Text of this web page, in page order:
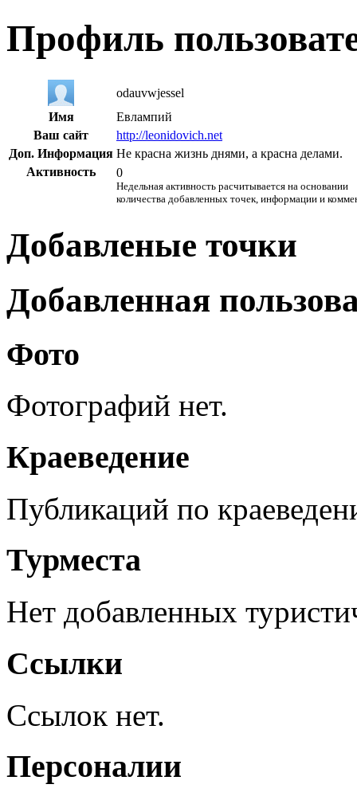
Профиль
odauvwjessel
Имя
Евлампий
Ваш сайт
http://leonidovich.net
Доп. Информация Не красна жизнь днями, а красна делами.
Активность
0
Недельная активность расчитывается на основании
количества добавленных точек, информации и
Добавленые точки
Добавленная
Фото
Фотографий нет.
Краеведение
Публикаций по
Турместа
Нет добавленных
Ссылки
Ссылок нет.
Персоналии